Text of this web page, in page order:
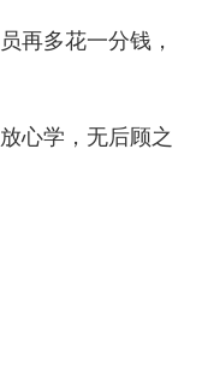
多花一分钱，
学，无后顾之